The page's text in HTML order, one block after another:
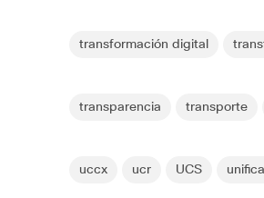
transformación digital
transparencia transporte
uccx ucr UCS